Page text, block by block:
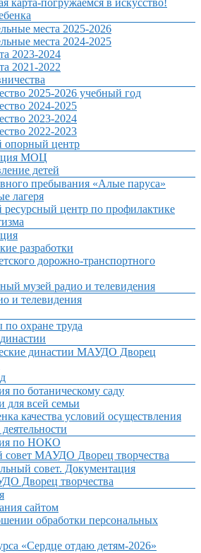
карта-погружаемся в искусство!
места 2025-2026
места 2024-2025
2023-2024
2021-2022
2025-2026 учебный год
2024-2025
2023-2024
2022-2023
центр
МОЦ
детей
пребывания «Алые паруса»
лагеря
центр по профилактике
разработки
дорожно-транспортного
музей радио и телевидения
и телевидения
охране труда
династии МАУДО Дворец
по ботаническому саду
для всей семьи
качества условий осуществления
по НОКО
совет МАУДО Дворец творчества
совет. Документация
Дворец творчества
сайтом
обработки персональных
«Сердце отдаю детям-2026»